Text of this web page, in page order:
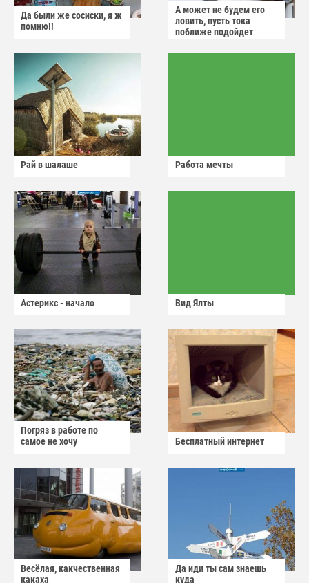
Да были же сосиски, я ж
помню!!
А может не будем его
ловить, пусть тока
поближе подойдет
Рай в шалаше Работа мечты
Астерикс - начало Вид Ялты
Погряз в работе по
самое не хочу
Бесплатный интернет
Весёлая, какчественная
какаха
Да иди ты сам знаешь
куда